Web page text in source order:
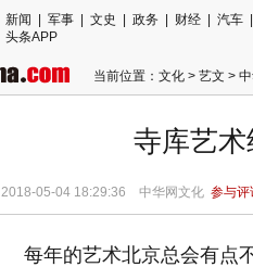
新闻 军事 文史 政务 财经 汽车
头条APP
当前位置： 文化 > 艺文 >
寺库艺术
2018-05-04 18:29:36 中华网文化 参与评
每年的艺术北京总会有点